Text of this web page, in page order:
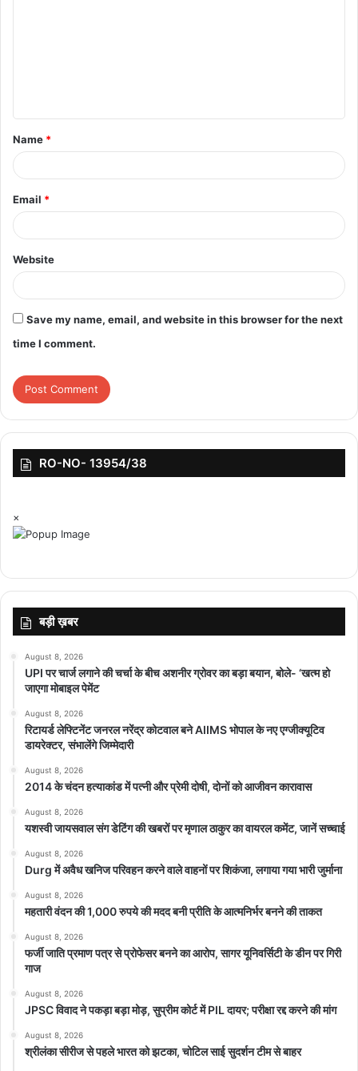
t
*
Name *
Email *
Website
Save my name, email, and website in this browser for the next
time I comment.
RO-NO- 13954/38
×
बड़ी ख़बर
August 8, 2026
UPI पर चार्ज लगाने की चर्चा के बीच अशनीर ग्रोवर का बड़ा बयान, बोले- ‘खत्म हो
जाएगा मोबाइल पेमेंट
August 8, 2026
रिटायर्ड लेफ्टिनेंट जनरल नरेंद्र कोटवाल बने AIIMS भोपाल के नए एग्जीक्यूटिव
डायरेक्टर, संभालेंगे जिम्मेदारी
August 8, 2026
2014 के चंदन हत्याकांड में पत्नी और प्रेमी दोषी, दोनों को आजीवन कारावास
August 8, 2026
यशस्वी जायसवाल संग डेटिंग की खबरों पर मृणाल ठाकुर का वायरल कमेंट, जानें सच्चाई
August 8, 2026
Durg में अवैध खनिज परिवहन करने वाले वाहनों पर शिकंजा, लगाया गया भारी जुर्माना
August 8, 2026
महतारी वंदन की 1,000 रुपये की मदद बनी प्रीति के आत्मनिर्भर बनने की ताकत
August 8, 2026
फर्जी जाति प्रमाण पत्र से प्रोफेसर बनने का आरोप, सागर यूनिवर्सिटी के डीन पर गिरी
गाज
August 8, 2026
JPSC विवाद ने पकड़ा बड़ा मोड़, सुप्रीम कोर्ट में PIL दायर; परीक्षा रद्द करने की मांग
August 8, 2026
श्रीलंका सीरीज से पहले भारत को झटका, चोटिल साई सुदर्शन टीम से बाहर